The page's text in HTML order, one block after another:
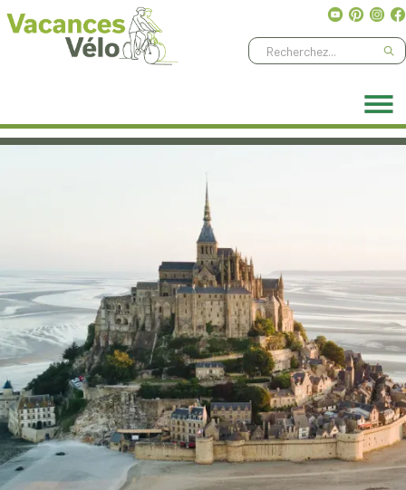
Ne manquez aucune aventure, abonnez-vous à notrenewsletter!